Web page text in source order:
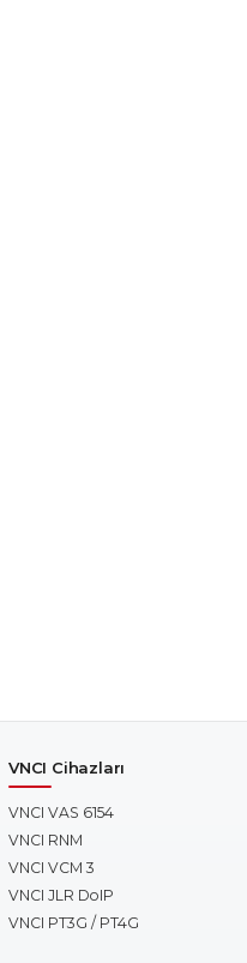
VNCI Cihazları
VNCI VAS 6154
VNCI RNM
VNCI VCM 3
VNCI JLR DoIP
VNCI PT3G / PT4G